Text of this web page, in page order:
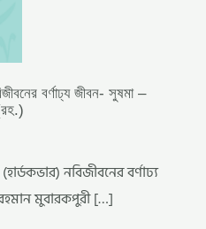
বর্ণাঢ্য জীবন- সুষমা –
নবিজীবনের বর্ণাঢ্য
মুবারকপুরী […]